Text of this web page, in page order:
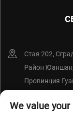
Стая 202,
Район
Провинция
+86-
We value your